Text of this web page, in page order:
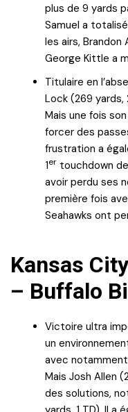
plus de 9 yards
Samuel a
les airs,
George Kittle a
Titulaire en
Lock (269 yards,
Mais une fois
forcer des
frustration a
1er touchdown
avoir perdu ses
première fois
Seahawks ont
Kansas
– Buffalo
Victoire ultra
un
avec
Mais Josh Allen
des solutions,